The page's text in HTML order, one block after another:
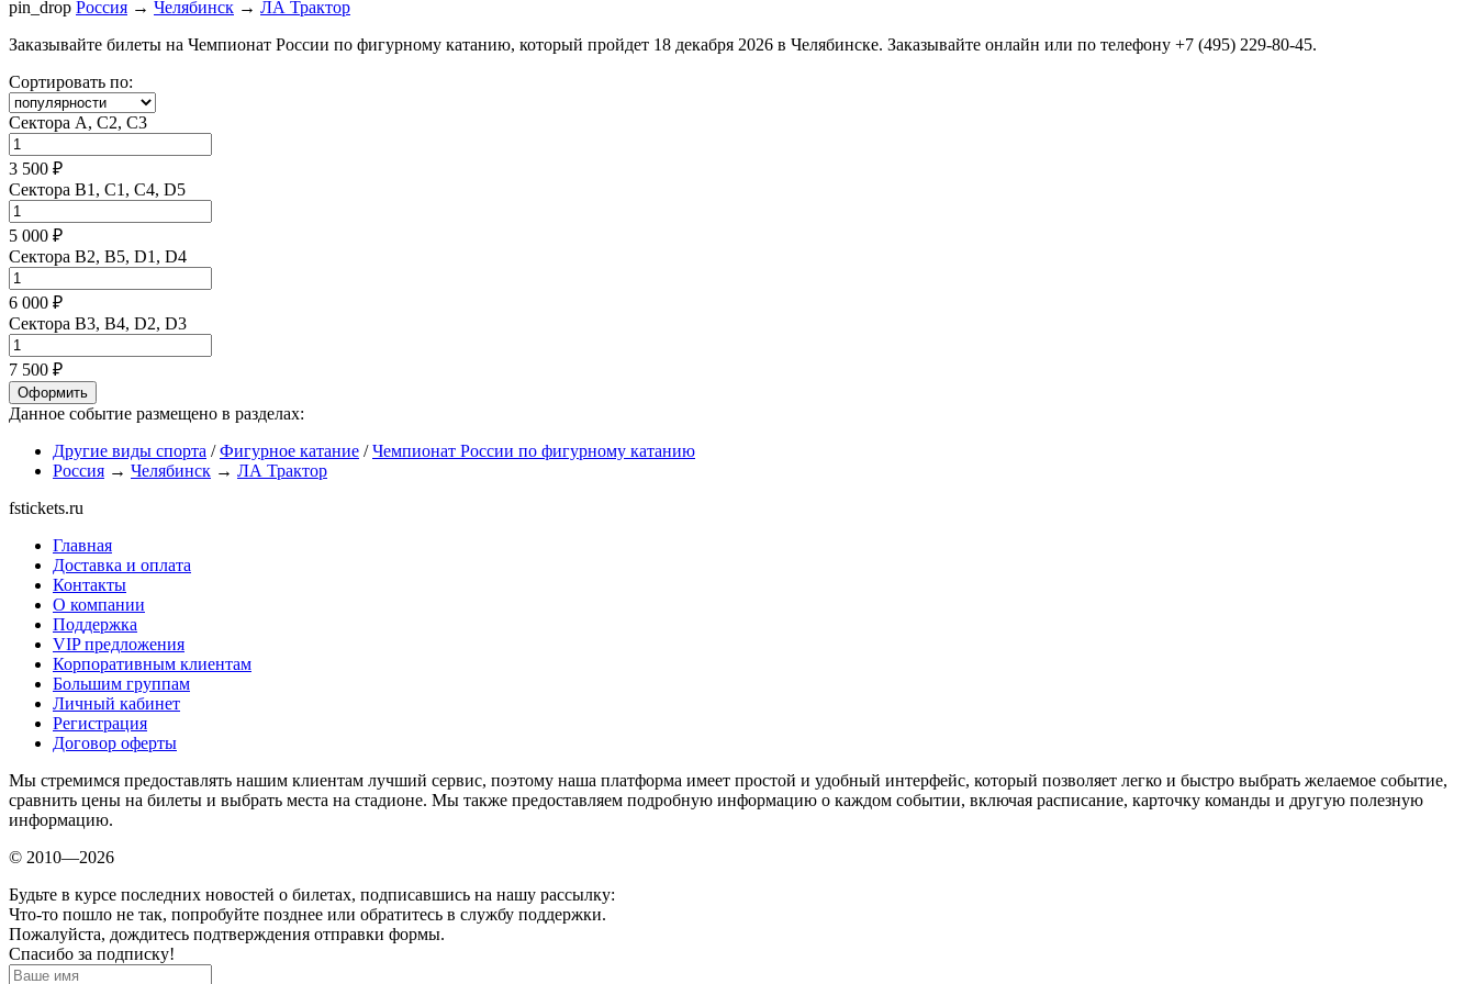
pin_drop Россия → Челябинск → ЛА Трактор
Заказывайте билеты на Чемпионат России по фигурному катанию, который пройдет 18 декабря 2026 в Челябинске. Заказывайте онлайн или по телефону +7 (495) 229-80-45.
Сортировать по:
Сектора A, C2, C3
3 500 ₽
Сектора B1, C1, C4, D5
5 000 ₽
Сектора B2, B5, D1, D4
6 000 ₽
Сектора B3, B4, D2, D3
7 500 ₽
Оформить
Данное событие размещено в разделах:
Другие виды спорта /Фигурное катание /Чемпионат России по фигурному катанию
Россия → Челябинск → ЛА Трактор
fstickets.ru
Главная
Доставка и оплата
Контакты
О компании
Поддержка
VIP предложения
Корпоративным клиентам
Большим группам
Личный кабинет
Регистрация
Договор оферты
Мы стремимся предоставлять нашим клиентам лучший сервис, поэтому наша платформа имеет простой и удобный интерфейс, который позволяет легко и быстро выбрать желаемое событие,
сравнить цены на билеты и выбрать места на стадионе. Мы также предоставляем подробную информацию о каждом событии, включая расписание, карточку команды и другую полезную
информацию.
© 2010—2026
Будьте в курсе последних новостей о билетах, подписавшись на нашу рассылку:
Что-то пошло не так, попробуйте позднее или обратитесь в службу поддержки.
Пожалуйста, дождитесь подтверждения отправки формы.
Спасибо за подписку!